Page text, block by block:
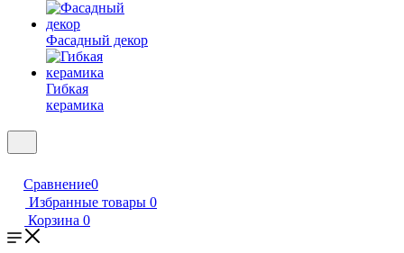
Фасадный декор
Гибкая
керамика
Сравнение0
Избранные товары 0
Корзина 0